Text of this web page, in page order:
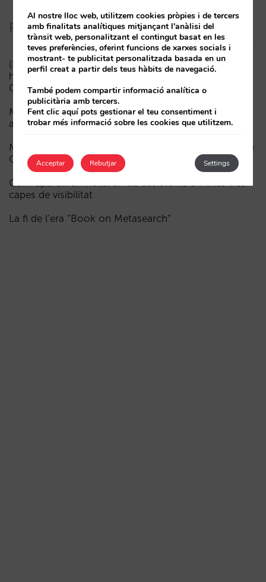
Posts recents
(ESP) ¿Puede un Mundial reducir las reservas
hoteleras? El caso de México durante la FIFA World
Cup 2026
Menys campanyes, més intel·ligents: manual IA per
actualitzar el màrqueting digital del teu hotel (part 1)
Madrid davant la Fórmula 1: aprenentatges del GP de
Catalunya i del GP de Ciutat de Mèxic per als hotels
Com apareix un hotel en els assistents d’IA: les tres
capes de visibilitat
La fi de l’era “Book on Metasearch”
Al nostre lloc web, utilitzem cookies pròpies i de tercers
amb finalitats analítiques mitjançant l'anàlisi del
trànsit web, personalitzant el contingut basat en les
teves preferències, oferint funcions de xarxes socials i
mostrant- te publicitat personalitzada basada en un
perfil creat a partir dels teus hàbits de navegació.
També podem compartir informació analítica o
publicitària amb tercers.
Fent clic aquí pots gestionar el teu consentiment i
trobar més informació sobre les cookies que utilitzem.
Acceptar Settings
Rebutjar